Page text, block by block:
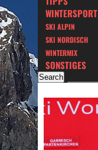
WINTERSPORT
SKI ALPIN
SKI NORDISCH
WINTERMIX
SONSTIGES